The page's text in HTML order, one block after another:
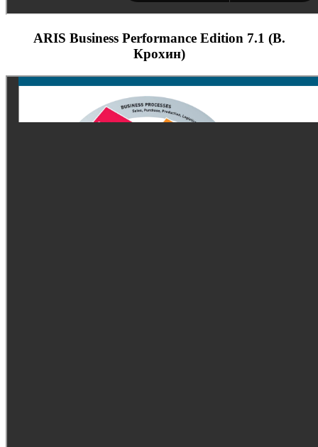
ARIS Business Performance Edition 7.1 (В.
Крохин)